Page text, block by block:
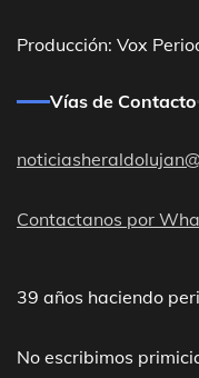
Producción: Vox
Vías de Contacto
Contactanos por
39 años haciendo
No escribimos